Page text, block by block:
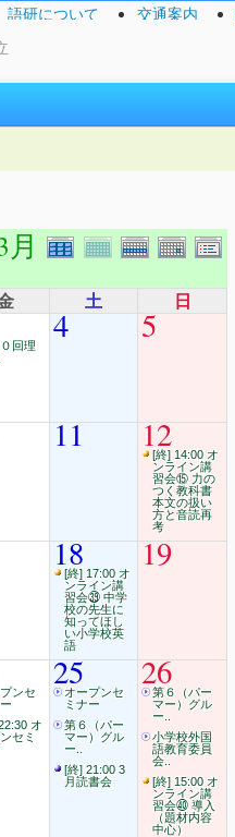
語研について 交通案内
月
土 日
回理
4 5
11 12
[終] 14:00 オ
ンライン講
習会⑮ 力の
つく教科書
本文の扱い
方と音読再
考
18
[終] 17:00 オ
ンライン講
習会㊴ 中学
校の先生に
知ってほし
い小学校英
語
19
ンセ
オ
セミ
25
オープンセ
ミナー
第６（パー
マー）グル
ー..
[終] 21:00 3
月読書会
26
第６（パー
マー）グル
ー..
小学校外国
語教育委員
会..
[終] 15:00 オ
ンライン講
習会㊵ 導入
（題材内容
中心）